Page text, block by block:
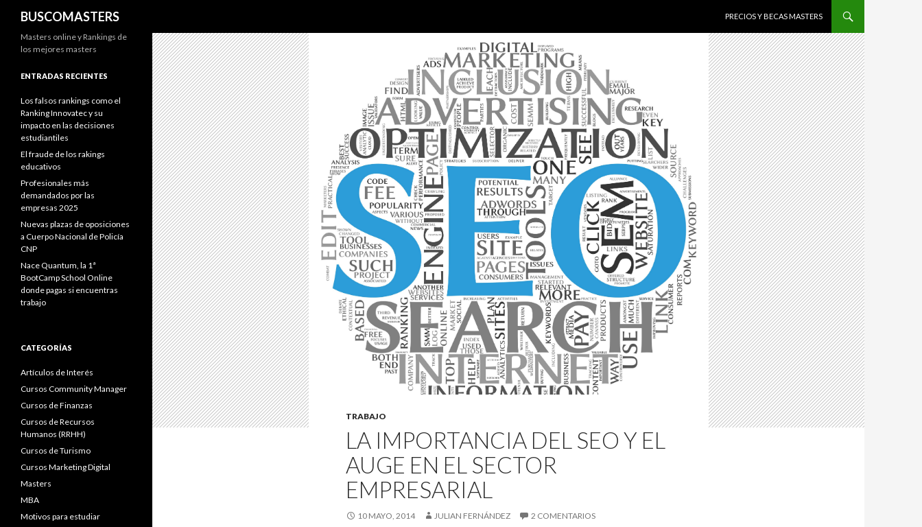
BUSCOMASTERS
PRECIOS Y BECAS MASTERS
TRABAJO
LA IMPORTANCIA DEL SEO Y EL
AUGE EN EL SECTOR
EMPRESARIAL
10 MAYO, 2014 JULIAN FERNÁNDEZ 2 COMENTARIOS
Masters online y Rankings de
los mejores masters
ENTRADAS RECIENTES
Los falsos rankings como el
Ranking Innovatec y su
impacto en las decisiones
estudiantiles
El fraude de los rakings
educativos
Profesionales más
demandados por las
empresas 2025
Nuevas plazas de oposiciones
a Cuerpo Nacional de Policía
CNP
Nace Quantum, la 1ª
BootCamp School Online
donde pagas si encuentras
trabajo
CATEGORÍAS
Artículos de Interés
Cursos Community Manager
Cursos de Finanzas
Cursos de Recursos
Humanos (RRHH)
Cursos de Turismo
Cursos Marketing Digital
Masters
MBA
Motivos para estudiar